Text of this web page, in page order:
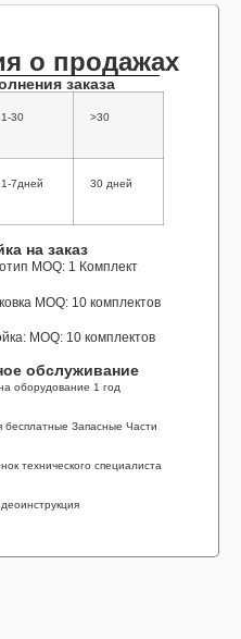
о продажах
заказа
1-30 >30
1-7дней 30 дней
на заказ
MOQ: 1 Комплект
MOQ: 10 комплектов
MOQ: 10 комплектов
обслуживание
оборудование 1 год
бесплатные Запасные Части
технического специалиста